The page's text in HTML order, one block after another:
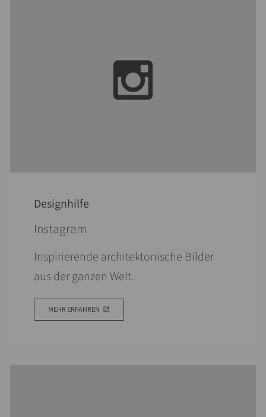
Designhilfe
Instagram
Inspirierende architektonische Bilder
aus der ganzen Welt.
MEHR ERFAHREN